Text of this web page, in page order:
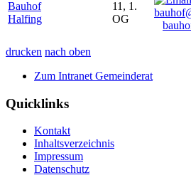
Bauhof
Halfing
11, 1.
OG
drucken nach oben
Zum Intranet Gemeinderat
Quicklinks
Kontakt
Inhaltsverzeichnis
Impressum
Datenschutz